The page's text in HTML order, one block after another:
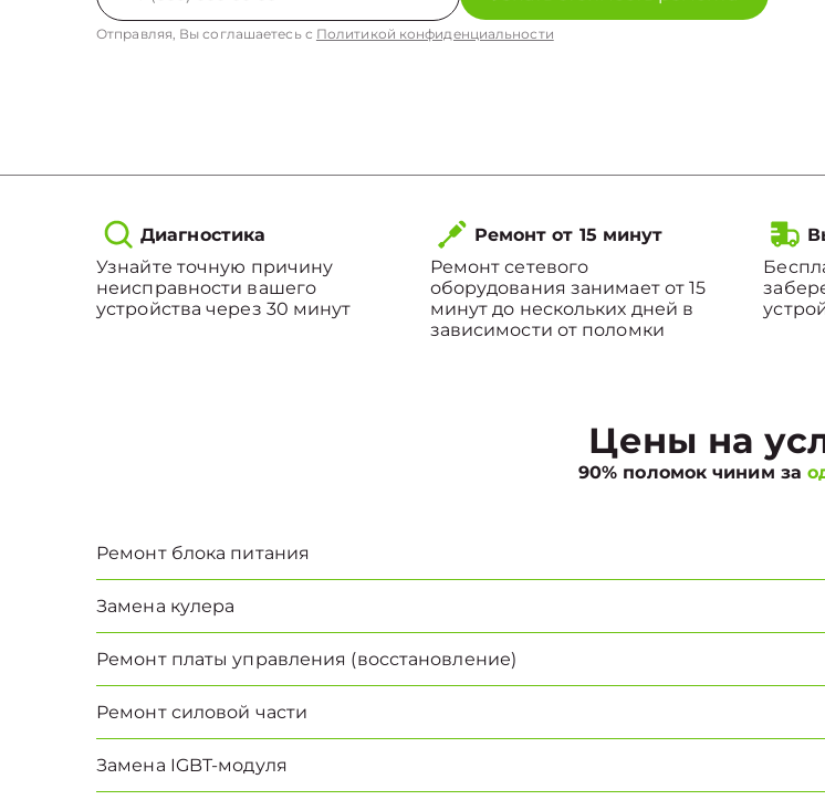
Отправляя, Вы соглашаетесь с Политикой конфиденциальности
Диагностика
Узнайте точную причину
неисправности вашего
устройства через 30 минут
Ремонт от 15 минут
Ремонт сетевого
оборудования занимает от 15
минут до нескольких дней в
зависимости от поломки
Цены на
90% поломок чиним за
Ремонт блока питания
Замена кулера
Ремонт платы управления (восстановление)
Ремонт силовой части
Замена IGBT-модуля